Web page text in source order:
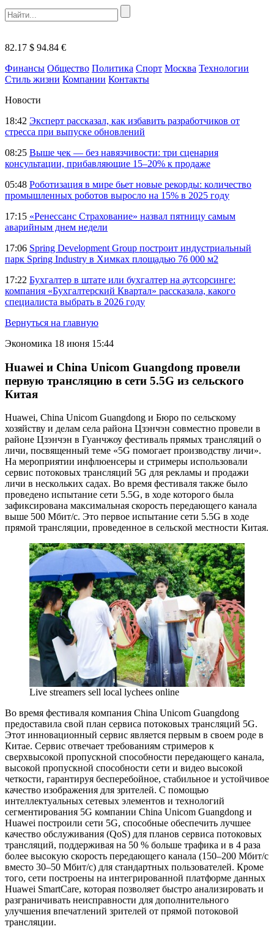
82.17 $ 94.84 €
Финансы Общество Политика Спорт Москва Технологии
Стиль жизни Компании Контакты
Новости
18:42 Эксперт рассказал, как избавить разработчиков от
стресса при выпуске обновлений
08:25 Выше чек — без навязчивости: три сценария
консультации, прибавляющие 15–20% к продаже
05:48 Роботизация в мире бьет новые рекорды: количество
промышленных роботов выросло на 15% в 2025 году
17:15 «Ренессанс Страхование» назвал пятницу самым
аварийным днем недели
17:06 Spring Development Group построит индустриальный
парк Spring Industry в Химках площадью 76 000 м2
17:22 Бухгалтер в штате или бухгалтер на аутсорсинге:
компания «Бухгалтерский Квартал» рассказала, какого
специалиста выбрать в 2026 году
Вернуться на главную
Экономика 18 июня 15:44
Huawei и China Unicom Guangdong провели
первую трансляцию в сети 5.5G из сельского
Китая
Huawei, China Unicom Guangdong и Бюро по сельскому
хозяйству и делам села района Цзэнчэн совместно провели в
районе Цзэнчэн в Гуанчжоу фестиваль прямых трансляций о
личи, посвященный теме «5G помогает производству личи».
На мероприятии инфлюенсеры и стримеры использовали
сервис потоковых трансляций 5G для рекламы и продажи
личи в нескольких садах. Во время фестиваля также было
проведено испытание сети 5.5G, в ходе которого была
зафиксирована максимальная скорость передающего канала
выше 500 Мбит/с. Это первое испытание сети 5.5G в ходе
прямой трансляции, проведенное в сельской местности Китая.
Live streamers sell local lychees online
Во время фестиваля компания China Unicom Guangdong
предоставила свой план сервиса потоковых трансляций 5G.
Этот инновационный сервис является первым в своем роде в
Китае. Сервис отвечает требованиям стримеров к
сверхвысокой пропускной способности передающего канала,
высокой пропускной способности сети и видео высокой
четкости, гарантируя бесперебойное, стабильное и устойчивое
качество изображения для зрителей. С помощью
интеллектуальных сетевых элементов и технологий
сегментирования 5G компании China Unicom Guangdong и
Huawei построили сети 5G, способные обеспечить лучшее
качество обслуживания (QoS) для планов сервиса потоковых
трансляций, поддерживая на 50 % больше трафика и в 4 раза
более высокую скорость передающего канала (150–200 Мбит/с
вместо 30–50 Мбит/с) для стандартных пользователей. Кроме
того, сети построены на интегрированной платформе данных
Huawei SmartCare, которая позволяет быстро анализировать и
разграничивать неисправности для дополнительного
улучшения впечатлений зрителей от прямой потоковой
трансляции.